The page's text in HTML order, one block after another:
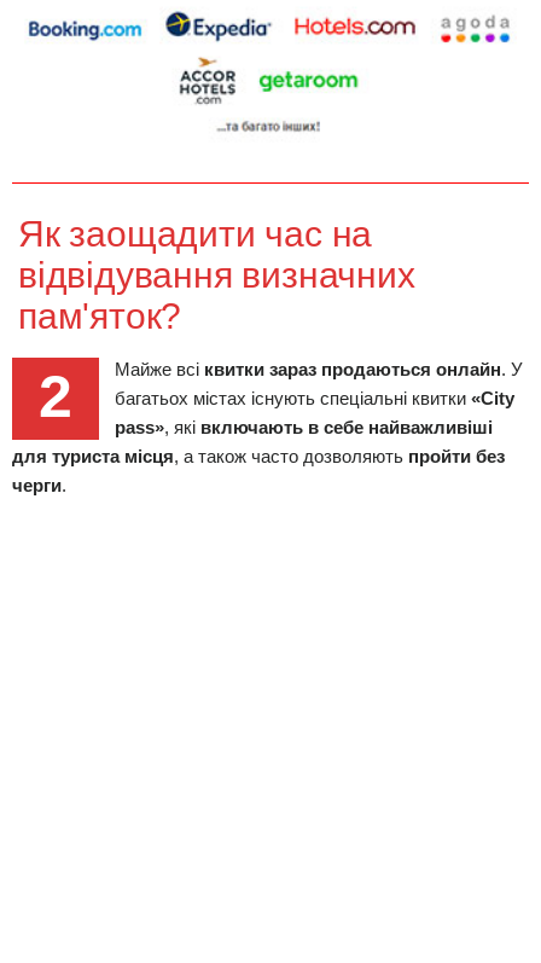
Як заощадити час на
відвідування визначних
пам'яток?
2 Майже всі квитки зараз продаються онлайн. У
багатьох містах існують спеціальні квитки «City
pass», які включають в себе найважливіші
для туриста місця, а також часто дозволяють пройти без
черги.